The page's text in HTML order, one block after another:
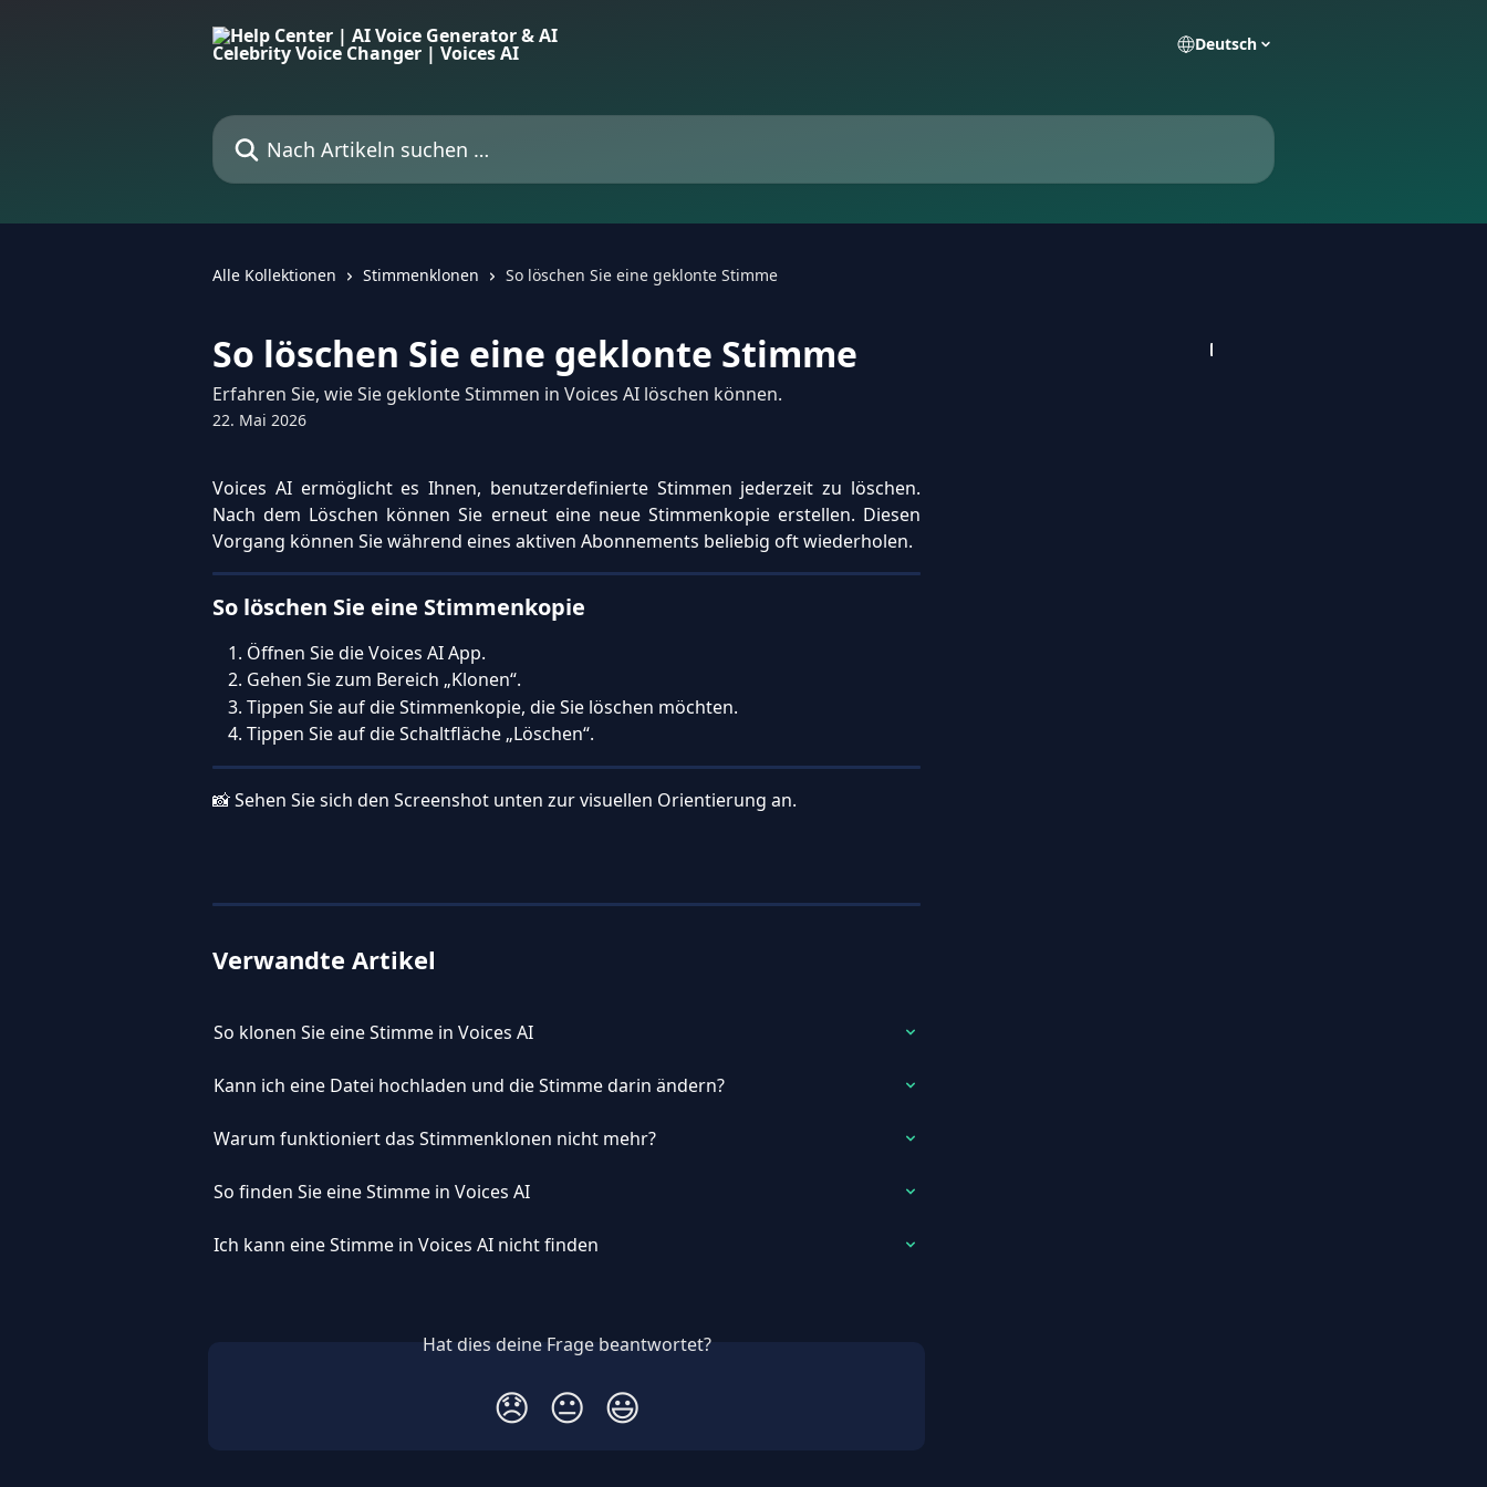
Deutsch
Nach Artikeln suchen …
Alle Kollektionen Stimmenklonen So löschen Sie eine geklonte Stimme
So löschen Sie eine geklonte Stimme
Erfahren Sie, wie Sie geklonte Stimmen in Voices AI löschen können.
22. Mai 2026
Voices AI ermöglicht es Ihnen, benutzerdefinierte Stimmen jederzeit zu löschen.
Nach dem Löschen können Sie erneut eine neue Stimmenkopie erstellen. Diesen
Vorgang können Sie während eines aktiven Abonnements beliebig oft wiederholen.
So löschen Sie eine Stimmenkopie
Öffnen Sie die Voices AI App.
Gehen Sie zum Bereich „Klonen“.
Tippen Sie auf die Stimmenkopie, die Sie löschen möchten.
Tippen Sie auf die Schaltfläche „Löschen“.
📸 Sehen Sie sich den Screenshot unten zur visuellen Orientierung an.
Verwandte Artikel
So klonen Sie eine Stimme in Voices AI
Kann ich eine Datei hochladen und die Stimme darin ändern?
Warum funktioniert das Stimmenklonen nicht mehr?
So finden Sie eine Stimme in Voices AI
Ich kann eine Stimme in Voices AI nicht finden
Hat dies deine Frage beantwortet?
😞 😐 😃